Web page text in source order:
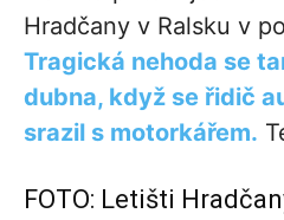
Hradčany v Ralsku v
Tragická nehoda se
dubna, když se řidič
srazil s motorkářem.
FOTO: Letišti